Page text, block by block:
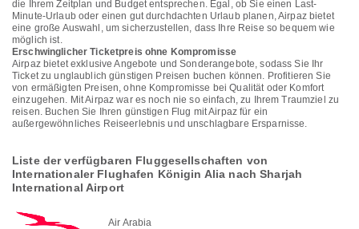
die Ihrem Zeitplan und Budget entsprechen. Egal, ob Sie einen Last-
Minute-Urlaub oder einen gut durchdachten Urlaub planen, Airpaz bietet
eine große Auswahl, um sicherzustellen, dass Ihre Reise so bequem wie
möglich ist.
Erschwinglicher Ticketpreis ohne Kompromisse
Airpaz bietet exklusive Angebote und Sonderangebote, sodass Sie Ihr
Ticket zu unglaublich günstigen Preisen buchen können. Profitieren Sie
von ermäßigten Preisen, ohne Kompromisse bei Qualität oder Komfort
einzugehen. Mit Airpaz war es noch nie so einfach, zu Ihrem Traumziel zu
reisen. Buchen Sie Ihren günstigen Flug mit Airpaz für ein
außergewöhnliches Reiseerlebnis und unschlagbare Ersparnisse.
Liste der verfügbaren Fluggesellschaften von
Internationaler Flughafen Königin Alia nach Sharjah
International Airport
Air Arabia